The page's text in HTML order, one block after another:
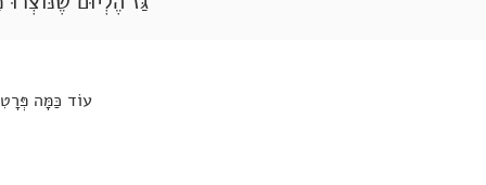
עוֹד כַּמָּה